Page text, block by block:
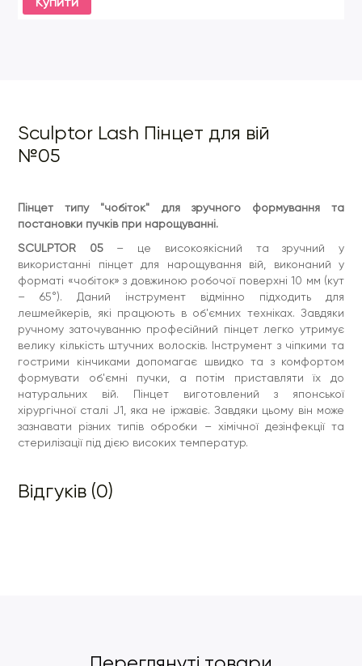
Sculptor Lash Пінцет для вій
№05
Пінцет типу "чобіток" для зручного формування та
постановки пучків при нарощуванні.
SCULPTOR 05– це високоякісний та зручний у
використанні пінцет для нарощування вій, виконаний у
форматі «чобіток» з довжиною робочої поверхні 10 мм (кут
– 65°). Даний інструмент відмінно підходить для
лешмейкерів, які працюють в об'ємних техніках. Завдяки
ручному заточуванню професійний пінцет легко утримує
велику кількість штучних волосків. Інструмент з чіпкими та
гострими кінчиками допомагає швидко та з комфортом
формувати об'ємні пучки, а потім приставляти їх до
натуральних вій. Пінцет виготовлений з японської
хірургічної сталі J1, яка не іржавіє. Завдяки цьому він може
зазнавати різних типів обробки – хімічної дезінфекції та
стерилізації під дією високих температур.
Відгуків (0)